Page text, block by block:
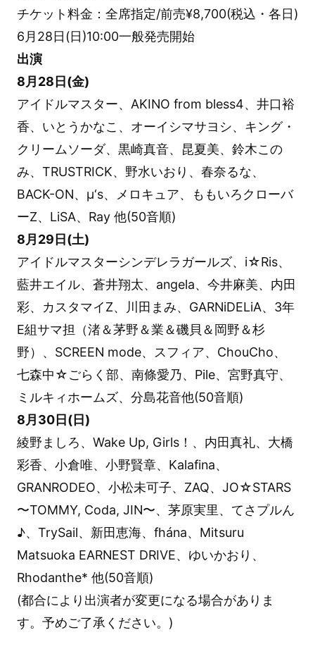
チケット料金：全席指定/前売¥8,700(税込・各日)
6月28日(日)10:00一般発売開始
出演
8月28日(金)
アイドルマスター、AKINO from bless4、井口裕
香、いとうかなこ、オーイシマサヨシ、キング・
クリームソーダ、黒崎真音、昆夏美、鈴木この
み、TRUSTRICK、野水いおり、春奈るな、
BACK-ON、μ‘s、メロキュア、ももいろクローバ
ーZ、LiSA、Ray 他(50音順)
8月29日(土)
アイドルマスターシンデレラガールズ、i☆Ris、
藍井エイル、蒼井翔太、angela、今井麻美、内田
彩、カスタマイZ、川田まみ、GARNiDELiA、3年
E組サマ担（渚＆茅野＆業＆磯貝＆岡野＆杉
野）、SCREEN mode、スフィア、ChouCho、
七森中☆ごらく部、南條愛乃、Pile、宮野真守、
ミルキィホームズ、分島花音他(50音順)
8月30日(日)
綾野ましろ、Wake Up, Girls！、内田真礼、大橋
彩香、小倉唯、小野賢章、Kalafina、
GRANRODEO、小松未可子、ZAQ、JO☆STARS
〜TOMMY, Coda, JIN〜、茅原実里、てさプルん
♪、TrySail、新田恵海、fhána、Mitsuru
Matsuoka EARNEST DRIVE、ゆいかおり、
Rhodanthe* 他(50音順)
(都合により出演者が変更になる場合がありま
す。予めご了承ください。)